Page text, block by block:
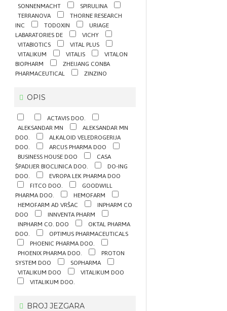
SONNENMACHT
SPIRULINA
TERRANOVA
THORNE RESEARCH
INC
TODOXIN
URIAGE
LABARATORIES DE
VICHY
VITABIOTICS
VITAL PLUS
VITALIKUM
VITALIS
VITALON
BIOPHARM
ZHEIJANG CONBA
PHARMACEUTICAL
ZINZINO
OPIS
ACTAVIS DOO.
ALEKSANDAR MN
ALEKSANDAR MN
DOO.
ALKALOID VELEDROGERIJA
DOO.
ARCUS PHARMA DOO
BUSINESS HOUSE DOO
CASA
ŠPADIJER BIOCLINICA DOO.
DO-ING
DOO.
EVROPA LEK PHARMA DOO
FITCO DOO.
GOODWILL
PHARMA DOO.
HEMOFARM
HEMOFARM AD VRŠAC
INPHARM CO
DOO
INNVENTA PHARM
INPHARM CO. DOO
OKTAL PHARMA
DOO.
OPTIMUS PHARMACEUTICALS
PHOENIC PHARMA DOO.
PHOENIX PHARMA DOO.
PROTON
SYSTEM DOO
SOPHARMA
VITALIKUM DOO
VITALIKUM DOO
VITALIKUM DOO.
BROJ JEZGARA